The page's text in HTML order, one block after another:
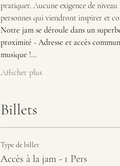
pratiquer. Aucune exigence de niveau
personnes qui viendront inspirer et
Notre jam se déroule dans un
proximité - Adresse et accès
musique !…
Afficher plus
Billets
Type de billet
Accès à la jam - 1 Pers